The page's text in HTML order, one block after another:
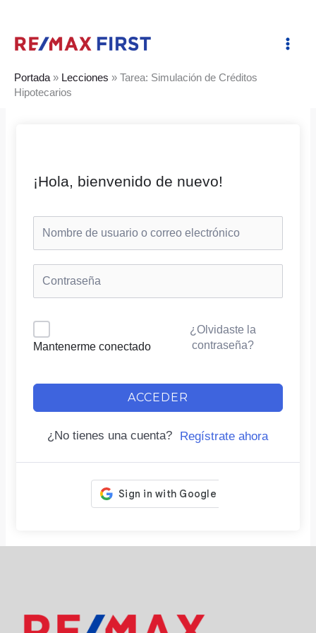
contenido
Portada » Lecciones » Tarea: Simulación de Créditos
Hipotecarios
¡Hola, bienvenido de nuevo!
Mantenerme conectado
¿Olvidaste la
contraseña?
ACCEDER
¿No tienes una cuenta? Regístrate ahora